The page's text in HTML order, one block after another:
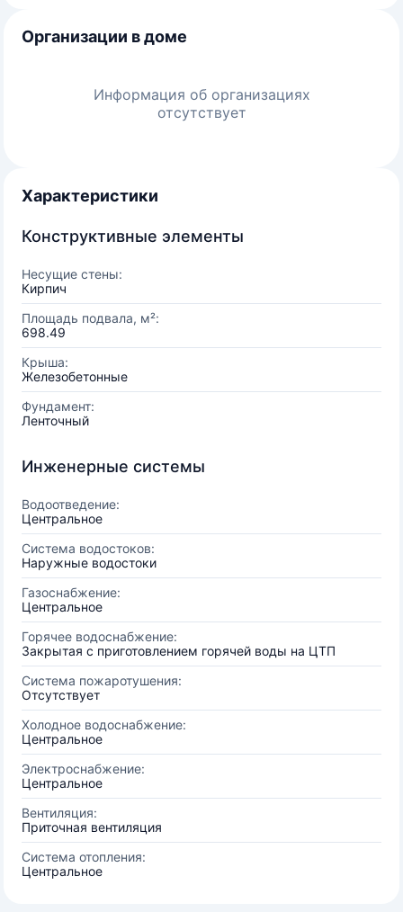
Организации в доме
Информация об организациях
отсутствует
Характеристики
Конструктивные элементы
Несущие стены:
Кирпич
Площадь подвала, м²:
698.49
Крыша:
Железобетонные
Фундамент:
Ленточный
Инженерные системы
Водоотведение:
Центральное
Система водостоков:
Наружные водостоки
Газоснабжение:
Центральное
Горячее водоснабжение:
Закрытая с приготовлением горячей воды на ЦТП
Система пожаротушения:
Отсутствует
Холодное водоснабжение:
Центральное
Электроснабжение:
Центральное
Вентиляция:
Приточная вентиляция
Система отопления:
Центральное